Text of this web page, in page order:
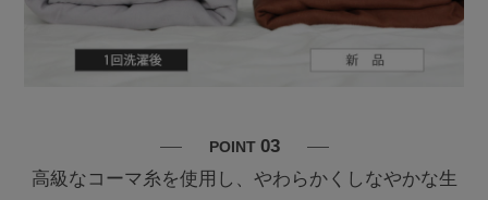
POINT 03
高級なコーマ糸を使用し、やわらかくしなやかな生